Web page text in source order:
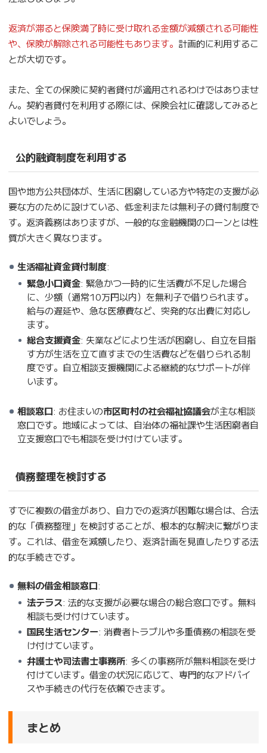
返済が滞ると保険満了時に受け取れる金額が減額される可能性
や、保険が解除される可能性もあります。 計画的に利用するこ
とが大切です。
また、全ての保険に契約者貸付が適用されるわけではありませ
ん。契約者貸付を利用する際には、保険会社に確認してみると
よいでしょう。
公的融資制度を利用する
国や地方公共団体が、生活に困窮している方や特定の支援が必
要な方のために設けている、低金利または無利子の貸付制度で
す。返済義務はありますが、一般的な金融機関のローンとは性
質が大きく異なります。
生活福祉資金貸付制度:
緊急小口資金: 緊急かつ一時的に生活費が不足した場合
に、少額（通常10万円以内）を無利子で借りられます。
給与の遅延や、急な医療費など、突発的な出費に対応し
ます。
総合支援資金: 失業などにより生活が困窮し、自立を目指
す方が生活を立て直すまでの生活費などを借りられる制
度です。自立相談支援機関による継続的なサポートが伴
います。
相談窓口: お住まいの市区町村の社会福祉協議会が主な相談
窓口です。地域によっては、自治体の福祉課や生活困窮者自
立支援窓口でも相談を受け付けています。
債務整理を検討する
すでに複数の借金があり、自力での返済が困難な場合は、合法
的な「債務整理」を検討することが、根本的な解決に繋がりま
す。これは、借金を減額したり、返済計画を見直したりする法
的な手続きです。
無料の借金相談窓口:
法テラス: 法的な支援が必要な場合の総合窓口です。無料
相談も受け付けています。
国民生活センター: 消費者トラブルや多重債務の相談を受
け付けています。
弁護士や司法書士事務所: 多くの事務所が無料相談を受け
付けています。借金の状況に応じて、専門的なアドバイ
スや手続きの代行を依頼できます。
まとめ